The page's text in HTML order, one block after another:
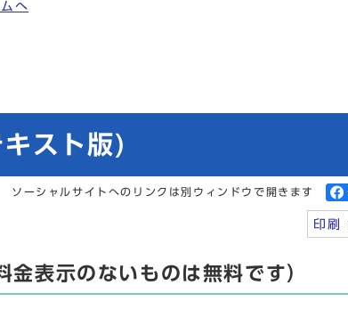
へ
スト版)
ソーシャルサイトへのリンクは別ウィンドウで開きます
印刷
表示のないものは無料です）